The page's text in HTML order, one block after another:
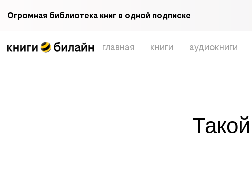
Огромная библиотека книг в одной подписке
главная книги аудиокниги